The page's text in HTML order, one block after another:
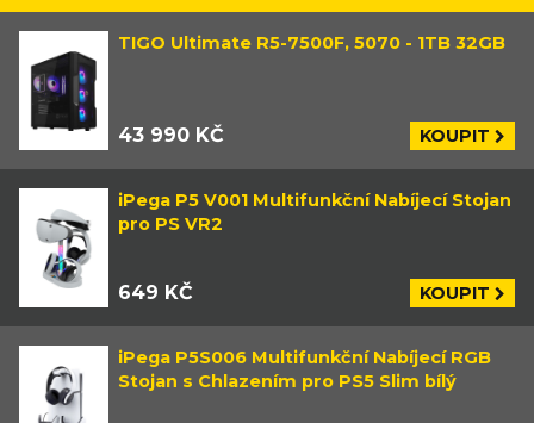
TIGO Ultimate R5-7500F, 5070 - 1TB 32GB
43 990 KČ KOUPIT
iPega P5 V001 Multifunkční Nabíjecí Stojan
pro PS VR2
649 KČ KOUPIT
iPega P5S006 Multifunkční Nabíjecí RGB
Stojan s Chlazením pro PS5 Slim bílý